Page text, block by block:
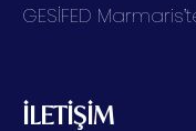
GESİFED
İLETİŞİM